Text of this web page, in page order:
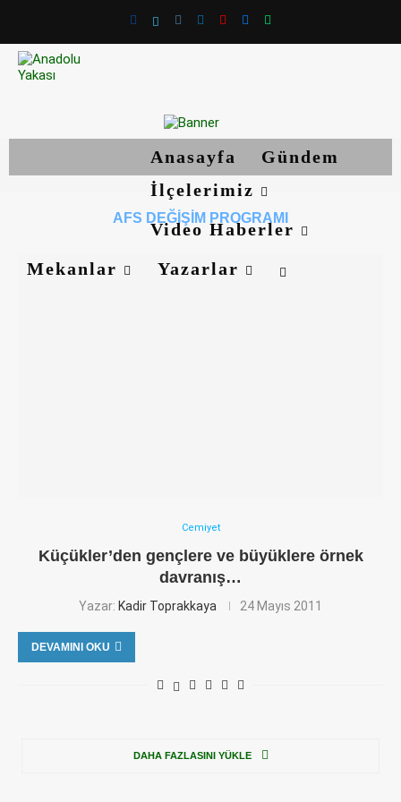
Anasayfa
Gündem
İlçelerimiz
Video Haberler
Mekanlar
Yazarlar
AFS DEĞIŞIM PROGRAMI
Cemiyet
Küçükler’den gençlere ve büyüklere örnek
davranış…
Yazar: Kadir Toprakkaya 24 Mayıs 2011
DEVAMINI OKU
DAHA FAZLASINI YÜKLE